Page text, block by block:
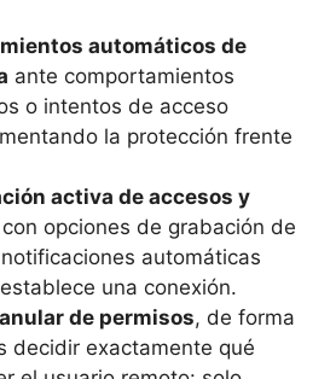
automáticos de
ante comportamientos
o intentos de acceso
la protección frente
activa de accesos y
opciones de grabación de
automáticas
una conexión.
de permisos, de forma
decidir exactamente qué